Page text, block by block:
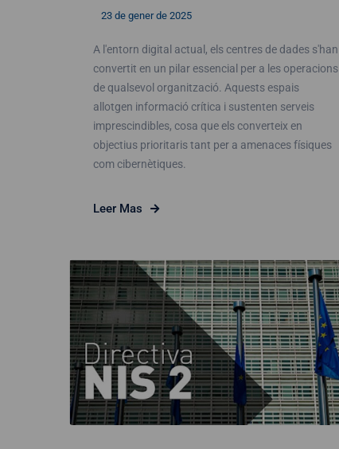
23 de gener de 2025
A l'entorn digital actual, els centres de dades s'han
convertit en un pilar essencial per a les operacions
de qualsevol organització. Aquests espais
allotgen informació crítica i sustenten serveis
imprescindibles, cosa que els converteix en
objectius prioritaris tant per a amenaces físiques
com cibernètiques.
Leer Mas